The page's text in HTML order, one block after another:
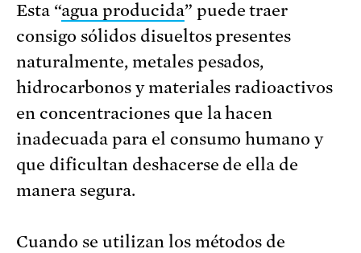
Esta “agua producida” puede traer
consigo sólidos disueltos presentes
naturalmente, metales pesados,
hidrocarbonos y materiales radioactivos
en concentraciones que la hacen
inadecuada para el consumo humano y
que dificultan deshacerse de ella de
manera segura.
Cuando se utilizan los métodos de